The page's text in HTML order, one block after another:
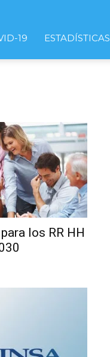
19 ESTADÍSTICAS
los RR HH